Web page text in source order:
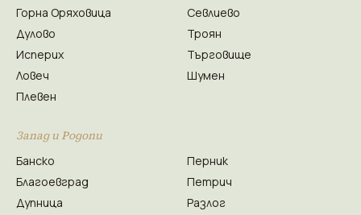
Горна Оряховица
Дулово
Исперих
Ловеч
Плевен
Севлиево
Троян
Търговище
Шумен
Запад и Родопи
Банско
Благоевград
Дупница
Перник
Петрич
Разлог